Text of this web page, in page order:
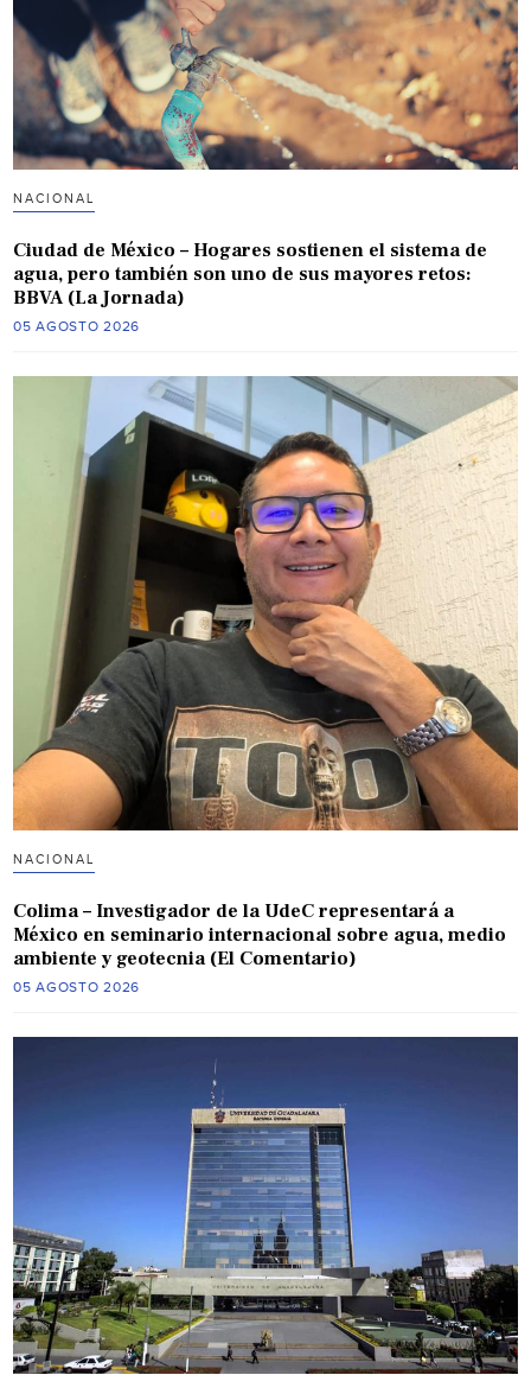
NACIONAL
Ciudad de México – Hogares sostienen el sistema de
agua, pero también son uno de sus mayores retos:
BBVA (La Jornada)
05 AGOSTO 2026
NACIONAL
Colima – Investigador de la UdeC representará a
México en seminario internacional sobre agua, medio
ambiente y geotecnia (El Comentario)
05 AGOSTO 2026